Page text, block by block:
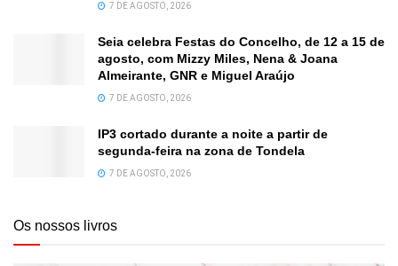
7 DE AGOSTO, 2026
Seia celebra Festas do Concelho, de 12 a 15 de
agosto, com Mizzy Miles, Nena & Joana
Almeirante, GNR e Miguel Araújo
7 DE AGOSTO, 2026
IP3 cortado durante a noite a partir de
segunda-feira na zona de Tondela
7 DE AGOSTO, 2026
Os nossos livros